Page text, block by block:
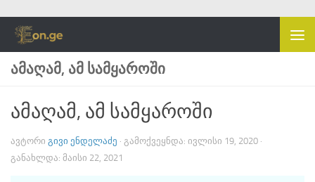
Skip to content
ᲐᲛᲐᲦᲐᲛ, ᲐᲛ ᲡᲐᲛᲧᲐᲠᲝᲨᲘ
ამაღამ, ამ სამყაროში
ᲐᲕᲢᲝᲠᲘ ᲒᲘᲕᲘ ᲔᲜᲓᲔᲚᲐᲫᲔ · ᲒᲐᲛᲝᲥᲕᲔᲧᲜᲓᲐ: ᲘᲕᲚᲘᲡᲘ 19, 2020 ·
ᲒᲐᲜᲐᲮᲚᲓᲐ: ᲛᲐᲘᲡᲘ 22, 2021